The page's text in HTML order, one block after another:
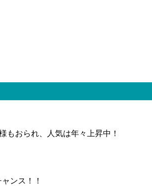
もおられ、人気は年々上昇中！
ンス！！